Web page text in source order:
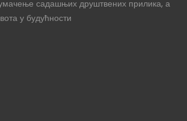
садашњих друштвених прилика, а
у будућности